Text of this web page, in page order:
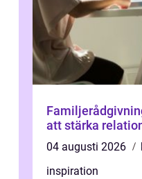
att stärka
04 augusti 2026
inspiration